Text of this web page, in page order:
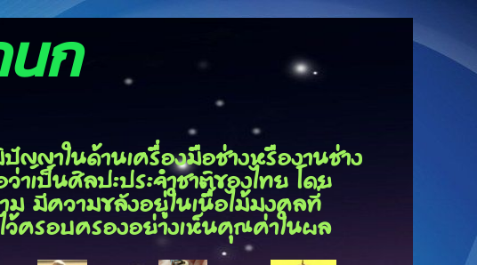
ณกนก
ในด้านเครื่องมือช่างหรืองานช่าง
เป็นศิลปะประจำชาติของไทย โดย
ม มีความขลังอยู่ในเนื้อไม้มงคลที่
ว้ครอบครองอย่างเห็นคุณค่าในผล